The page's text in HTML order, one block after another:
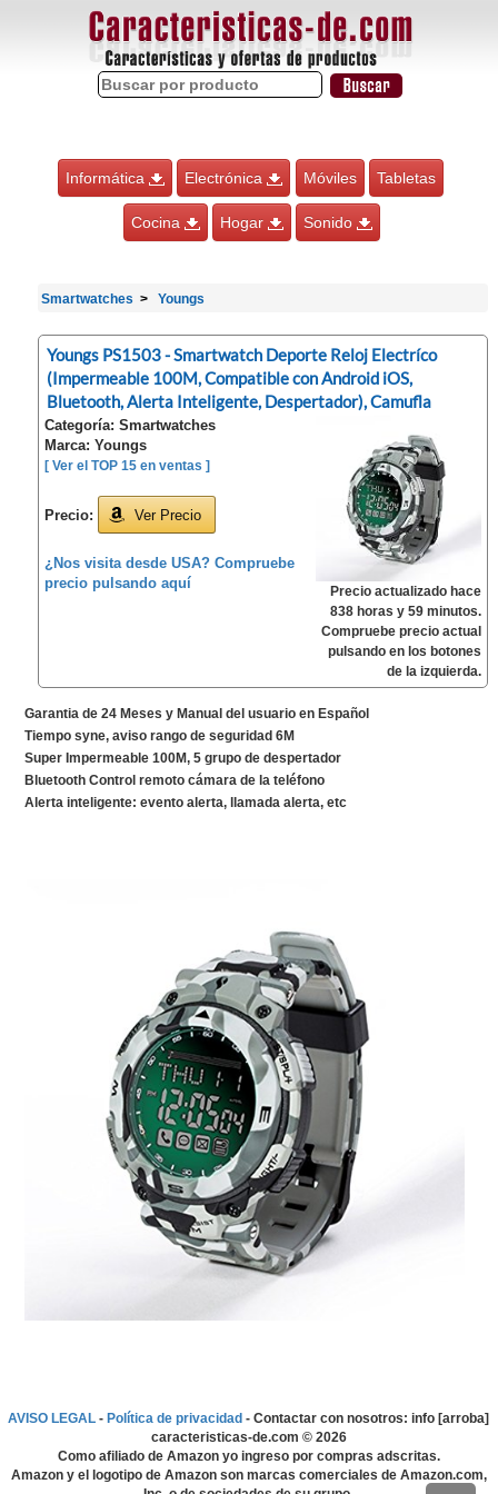
Informática Electrónica Móviles Tabletas
Cocina Hogar Sonido
Smartwatches Youngs
Youngs PS1503 - Smartwatch Deporte Reloj Electríco
(Impermeable 100M, Compatible con Android iOS,
Bluetooth, Alerta Inteligente, Despertador), Camufla
Categoría: Smartwatches
Marca: Youngs
[ Ver el TOP 15 en ventas ]
Precio: Ver Precio
¿Nos visita desde USA? Compruebe
precio pulsando aquí
Precio actualizado hace
838 horas y 59 minutos.
Compruebe precio actual
pulsando en los botones
de la izquierda.
Garantia de 24 Meses y Manual del usuario en Español
Tiempo syne, aviso rango de seguridad 6M
Super Impermeable 100M, 5 grupo de despertador
Bluetooth Control remoto cámara de la teléfono
Alerta inteligente: evento alerta, llamada alerta, etc
AVISO LEGAL -Política de privacidad - Contactar con nosotros: info [arroba]
caracteristicas-de.com © 2026
Como afiliado de Amazon yo ingreso por compras adscritas.
Amazon y el logotipo de Amazon son marcas comerciales de Amazon.com,